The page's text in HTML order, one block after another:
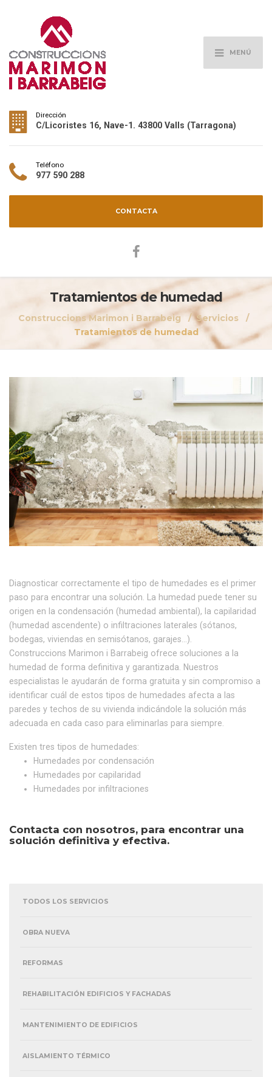
MENÚ
Dirección
C/Licoristes 16, Nave-1. 43800 Valls (Tarragona)
Teléfono
977 590 288
CONTACTA
Tratamientos de humedad
Construccions Marimon i Barrabeig
Servicios
Tratamientos de humedad
Diagnosticar correctamente el tipo de humedades es el primer
paso para encontrar una solución. La humedad puede tener su
origen en la condensación (humedad ambiental), la capilaridad
(humedad ascendente) o infiltraciones laterales (sótanos,
bodegas, viviendas en semisótanos, garajes…).
Construccions Marimon i Barrabeig ofrece soluciones a la
humedad de forma definitiva y garantizada. Nuestros
especialistas le ayudarán de forma gratuita y sin compromiso a
identificar cuál de estos tipos de humedades afecta a las
paredes y techos de su vivienda indicándole la solución más
adecuada en cada caso para eliminarlas para siempre.
Existen tres tipos de humedades:
Humedades por condensación
Humedades por capilaridad
Humedades por infiltraciones
Contacta con nosotros, para encontrar una
solución definitiva y efectiva.
TODOS LOS SERVICIOS
OBRA NUEVA
REFORMAS
REHABILITACIÓN EDIFICIOS Y FACHADAS
MANTENIMIENTO DE EDIFICIOS
AISLAMIENTO TÉRMICO